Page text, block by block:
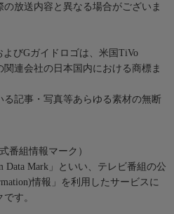
放送内容と異なる場合がございま
びGガイドロゴは、米国TiVo
連会社の日本国内における商標ま
る記事・写真等あらゆる素材の無断
番組情報マーク）
Data Mark」といい、テレビ番組の公
情報」を利用したサービスに
す。